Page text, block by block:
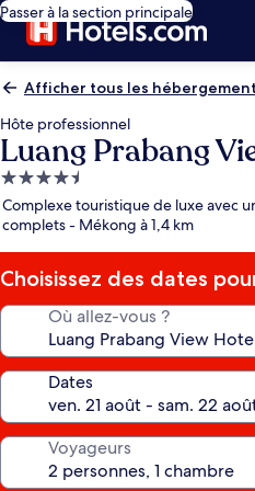
Passer à la section principale
Afficher tous les
Hôte professionnel
Luang Prabang
Hébergement
4.5 étoiles
Complexe touristique de luxe avec
complets - Mékong à 1,4 km
Choisissez des dates
Où allez-vous ?
Dates
Voyageurs